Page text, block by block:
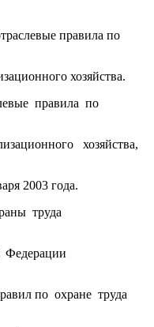
правила по
хозяйства.
правила по
хозяйства,
2003 года.
труда
Федерации
по охране труда